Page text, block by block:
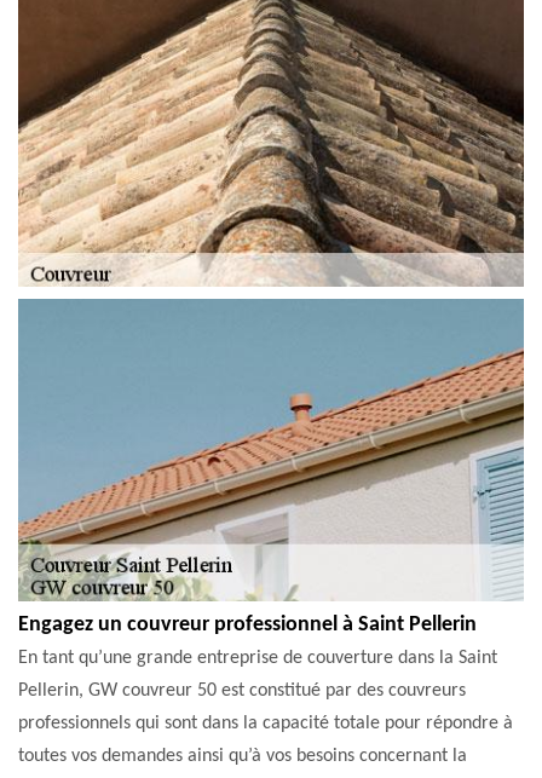
Engagez un couvreur professionnel à Saint Pellerin
En tant qu’une grande entreprise de couverture dans la Saint
Pellerin, GW couvreur 50 est constitué par des couvreurs
professionnels qui sont dans la capacité totale pour répondre à
toutes vos demandes ainsi qu’à vos besoins concernant la